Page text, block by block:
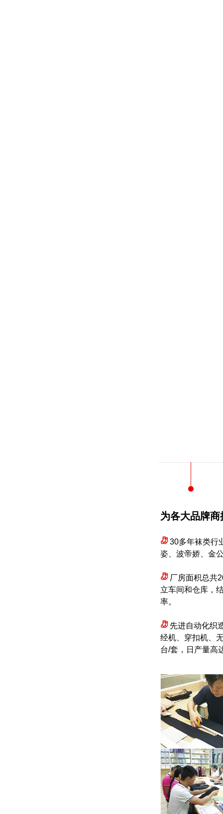
为各大品牌
30多年袜类行
姿、波帝娇、金
厂房面积总共
立车间和仓库，
率。
先进自动化织
经机、穿扣机、
台/套，日产量高